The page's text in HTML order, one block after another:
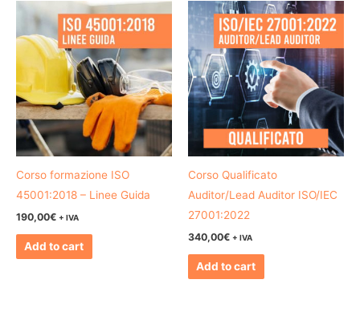
Corso formazione ISO
45001:2018 – Linee Guida
190,00€ + IVA
Add to cart
Corso Qualificato
Auditor/Lead Auditor ISO/IEC
27001:2022
340,00€ + IVA
Add to cart